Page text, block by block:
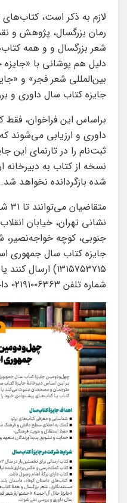
لازم به ذکر است، کتاب‌های
رمان بزرگسال، پژوهش و
شعر بزرگسال و و همه
دلیل هم پوشانی با
بین‌المللی شعر فجر» و
جایزه کتاب سال داوری و
براساس این فراخوان،
داوری و ارزیابی می‌شوند
ثبت‌نام را در تارنمای این
نسخه از کتاب به
شده بازگردانده نخواهد شد.
نشانی تهران، خیابان
جایزه کتاب سال جمهوری
۱۳۱۵۷۵۳۷۱۵)
شماره تلفن ۰۲۱۹۱۰۰۶۳۶۳ داخلی ۲۷۱ تا ۲۷۸ تماس بگیرند.